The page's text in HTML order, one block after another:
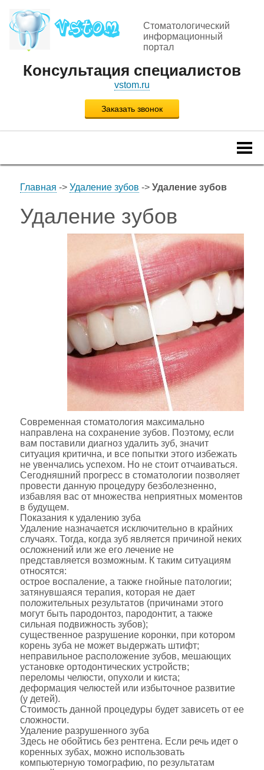
Стоматологический
информационный
портал
Консультация специалистов
vstom.ru
Заказать звонок
Главная -> Удаление зубов -> Удаление зубов
Удаление зубов
Современная стоматология максимально
направлена на сохранение зубов. Поэтому, если
вам поставили диагноз удалить зуб, значит
ситуация критична, и все попытки этого избежать
не увенчались успехом. Но не стоит отчаиваться.
Сегодняшний прогресс в стоматологии позволяет
провести данную процедуру безболезненно,
избавляя вас от множества неприятных моментов
в будущем.
Показания к удалению зуба
Удаление назначается исключительно в крайних
случаях. Тогда, когда зуб является причиной неких
осложнений или же его лечение не
представляется возможным. К таким ситуациям
относятся:
острое воспаление, а также гнойные патологии;
затянувшаяся терапия, которая не дает
положительных результатов (причинами этого
могут быть пародонтоз, пародонтит, а также
сильная подвижность зубов);
существенное разрушение коронки, при котором
корень зуба не может выдержать штифт;
неправильное расположение зубов, мешающих
установке ортодонтических устройств;
переломы челюсти, опухоли и киста;
деформация челюстей или избыточное развитие
(у детей).
Стоимость данной процедуры будет зависеть от ее
сложности.
Удаление разрушенного зуба
Здесь не обойтись без рентгена. Если речь идет о
коренных зубах, можно использовать
компьютерную томографию, по результатам